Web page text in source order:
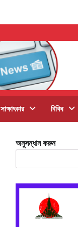
সাক্ষাৎকার বিবিধ
অনুসন্ধান করুন